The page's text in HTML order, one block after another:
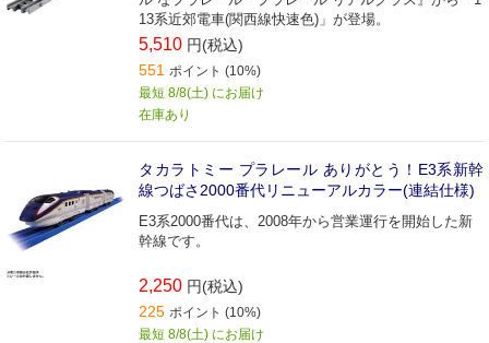
13系近郊電車(関西線快速色)」が登場。
5,510 円(税込)
551 ポイント (10%)
最短 8/8(土) にお届け
在庫あり
タカラトミー プラレール ありがとう！E3系新幹
線つばさ2000番代リニューアルカラー(連結仕様)
E3系2000番代は、2008年から営業運行を開始した新
幹線です。
2,250 円(税込)
225 ポイント (10%)
最短 8/8(土) にお届け